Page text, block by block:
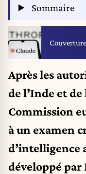
Sommaire
Après les
de l’Inde et
Commission
à un examen
d’intelligence
développé par